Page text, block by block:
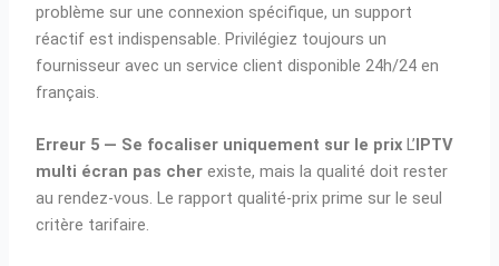
problème sur une connexion spécifique, un support
réactif est indispensable. Privilégiez toujours un
fournisseur avec un service client disponible 24h/24 en
français.
Erreur 5 — Se focaliser uniquement sur le prix L’IPTV
multi écran pas cher existe, mais la qualité doit rester
au rendez-vous. Le rapport qualité-prix prime sur le seul
critère tarifaire.